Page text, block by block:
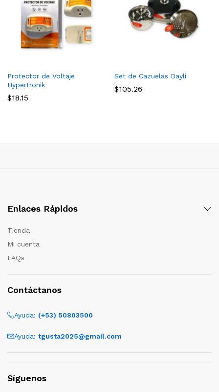
Protector de Voltaje
Hypertronik
$18.15
Set de Cazuelas Dayli
$105.26
Enlaces Rápidos
Tienda
Mi cuenta
FAQs
Contáctanos
Ayuda: (+53) 50803500
Ayuda: tgusta2025@gmail.com
Síguenos